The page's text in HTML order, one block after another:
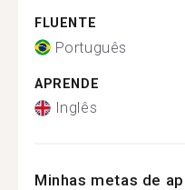
FLUENTE
Português
APRENDE
Inglês
Minhas metas de